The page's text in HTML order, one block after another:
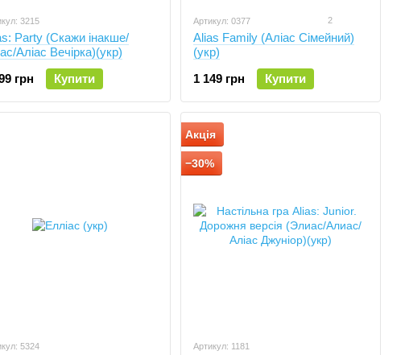
3215
Party (Скажи інакше/
Аліас Вечірка)(укр)
грн
Купити
Артикул: 0377 2
Alias Family (Аліас Сімейний)
(укр)
1 149 грн
Купити
5324
Акція
−30%
Артикул: 1181